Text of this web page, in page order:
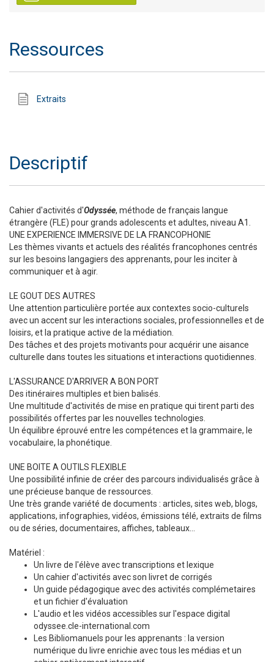
Ressources
Extraits
Descriptif
Cahier d'activités d'Odyssée, méthode de français langue
étrangère (FLE) pour grands adolescents et adultes, niveau A1.
UNE EXPERIENCE IMMERSIVE DE LA FRANCOPHONIE
Les thèmes vivants et actuels des réalités francophones centrés
sur les besoins langagiers des apprenants, pour les inciter à
communiquer et à agir.
LE GOUT DES AUTRES
Une attention particulière portée aux contextes socio-culturels
avec un accent sur les interactions sociales, professionnelles et de
loisirs, et la pratique active de la médiation.
Des tâches et des projets motivants pour acquérir une aisance
culturelle dans toutes les situations et interactions quotidiennes.
L'ASSURANCE D'ARRIVER A BON PORT
Des itinéraires multiples et bien balisés.
Une multitude d'activités de mise en pratique qui tirent parti des
possibilités offertes par les nouvelles technologies.
Un équilibre éprouvé entre les compétences et la grammaire, le
vocabulaire, la phonétique.
UNE BOITE A OUTILS FLEXIBLE
Une possibilité infinie de créer des parcours individualisés grâce à
une précieuse banque de ressources.
Une très grande variété de documents : articles, sites web, blogs,
applications, infographies, vidéos, émissions télé, extraits de films
ou de séries, documentaires, affiches, tableaux...
Matériel :
Un livre de l'élève avec transcriptions et lexique
Un cahier d'activités avec son livret de corrigés
Un guide pédagogique avec des activités complémetaires
et un fichier d'évaluation
L'audio et les vidéos accessibles sur l'espace digital
odyssee.cle-international.com
Les Bibliomanuels pour les apprenants : la version
numérique du livre enrichie avec tous les médias et un